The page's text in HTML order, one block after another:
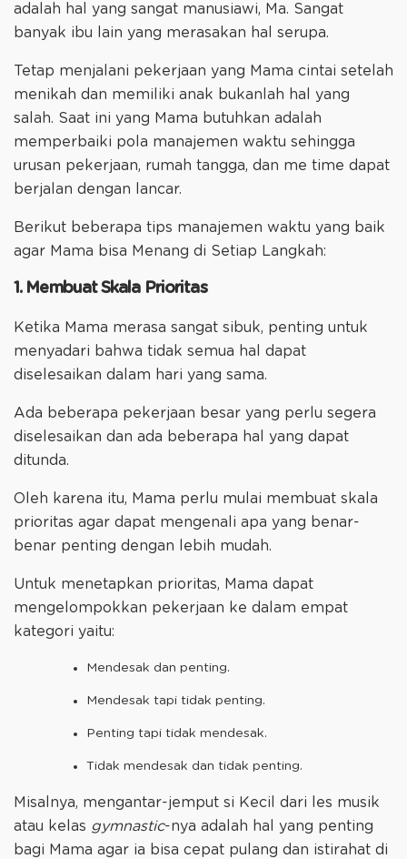
adalah hal yang sangat manusiawi, Ma. Sangat
banyak ibu lain yang merasakan hal serupa.
Tetap menjalani pekerjaan yang Mama cintai setelah
menikah dan memiliki anak bukanlah hal yang
salah. Saat ini yang Mama butuhkan adalah
memperbaiki pola manajemen waktu sehingga
urusan pekerjaan, rumah tangga, dan me time dapat
berjalan dengan lancar.
Berikut beberapa tips manajemen waktu yang baik
agar Mama bisa Menang di Setiap Langkah:
1. Membuat Skala Prioritas
‌Ketika Mama merasa sangat sibuk, penting untuk
menyadari bahwa tidak semua hal dapat
diselesaikan dalam hari yang sama.
Ada beberapa pekerjaan besar yang perlu segera
diselesaikan dan ada beberapa hal yang dapat
ditunda.
Oleh karena itu, Mama perlu mulai membuat skala
prioritas agar dapat mengenali apa yang benar-
benar penting dengan lebih mudah.
Untuk menetapkan prioritas, Mama dapat
mengelompokkan pekerjaan ke dalam empat
kategori yaitu:
Mendesak dan penting.
Mendesak tapi tidak penting.
Penting tapi tidak mendesak.
Tidak mendesak dan tidak penting.
Misalnya, mengantar-jemput si Kecil dari les musik
atau kelas gymnastic-nya adalah hal yang penting
bagi Mama agar ia bisa cepat pulang dan istirahat di